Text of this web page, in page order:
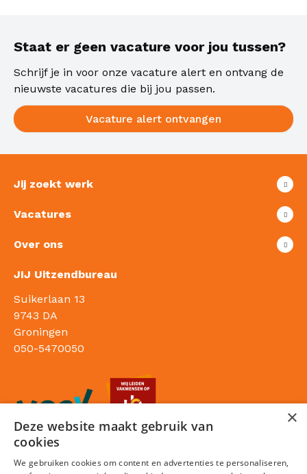
Staat er geen vacature voor jou tussen?
Schrijf je in voor onze vacature alert en ontvang de
nieuwste vacatures die bij jou passen.
Vacature alert ontvangen
Jij zoekt werk
Vacatures
Over ons
JIJ Uitzendbureau
Suikerlaan 13
9743 DA
Groningen
050-5470050
×
Deze website maakt gebruik van
cookies
We gebruiken cookies om content en advertenties te personaliseren,